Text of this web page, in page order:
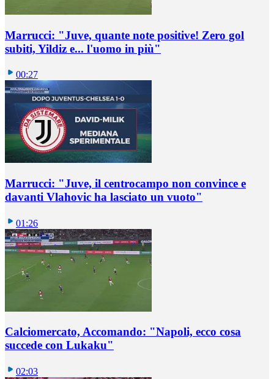
Marrucci: "Juve, quante note positive! Zero gol
subiti, Yildiz e... l'uomo in più"
00:27
Marrucci: "Juve, il centrocampo non convince e
davanti Vlahovic ha lasciato un vuoto"
01:26
Calciomercato, Accomando: "Napoli, ecco cosa
succede con Lukaku"
02:03